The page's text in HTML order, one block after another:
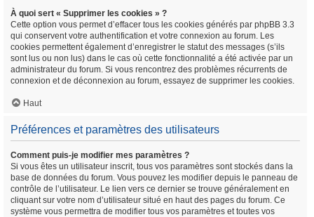
À quoi sert « Supprimer les cookies » ?
Cette option vous permet d’effacer tous les cookies générés par phpBB 3.3
qui conservent votre authentification et votre connexion au forum. Les
cookies permettent également d’enregistrer le statut des messages (s’ils
sont lus ou non lus) dans le cas où cette fonctionnalité a été activée par un
administrateur du forum. Si vous rencontrez des problèmes récurrents de
connexion et de déconnexion au forum, essayez de supprimer les cookies.
Haut
Préférences et paramètres des utilisateurs
Comment puis-je modifier mes paramètres ?
Si vous êtes un utilisateur inscrit, tous vos paramètres sont stockés dans la
base de données du forum. Vous pouvez les modifier depuis le panneau de
contrôle de l’utilisateur. Le lien vers ce dernier se trouve généralement en
cliquant sur votre nom d’utilisateur situé en haut des pages du forum. Ce
système vous permettra de modifier tous vos paramètres et toutes vos